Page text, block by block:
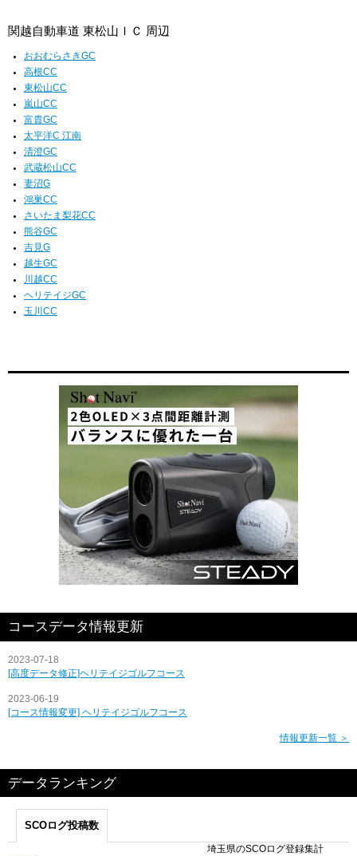
関越自動車道 東松山ＩＣ 周辺
おおむらさきGC
高根CC
東松山CC
嵐山CC
富貴GC
太平洋C 江南
清澄GC
武蔵松山CC
妻沼G
鴻巣CC
さいたま梨花CC
熊谷GC
吉見G
越生GC
川越CC
ヘリテイジGC
玉川CC
コースデータ情報更新
2023-07-18
[高度データ修正]ヘリテイジゴルフコース
2023-06-19
[コース情報変更] ヘリテイジゴルフコース
情報更新一覧 ＞
データランキング
SCOログ投稿数
埼玉県のSCOログ登録集計